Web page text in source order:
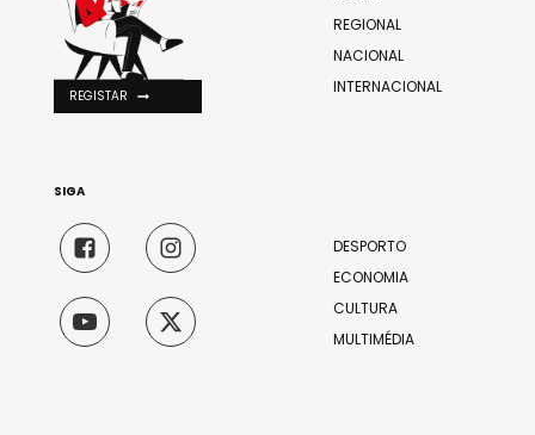
REGIONAL
NACIONAL
INTERNACIONAL
DESPORTO
ECONOMIA
CULTURA
MULTIMÉDIA
REGISTAR
SIGA